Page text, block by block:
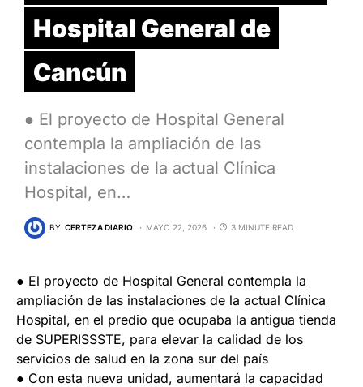
Hospital General de
Cancún
● El proyecto de Hospital General
contempla la ampliación de las
instalaciones de la actual Clínica
Hospital, en…
BY CERTEZA DIARIO MAYO 22, 2026 3 MINUTE READ
● El proyecto de Hospital General contempla la
ampliación de las instalaciones de la actual Clínica
Hospital, en el predio que ocupaba la antigua tienda
de SUPERISSSTE, para elevar la calidad de los
servicios de salud en la zona sur del país
● Con esta nueva unidad, aumentará la capacidad